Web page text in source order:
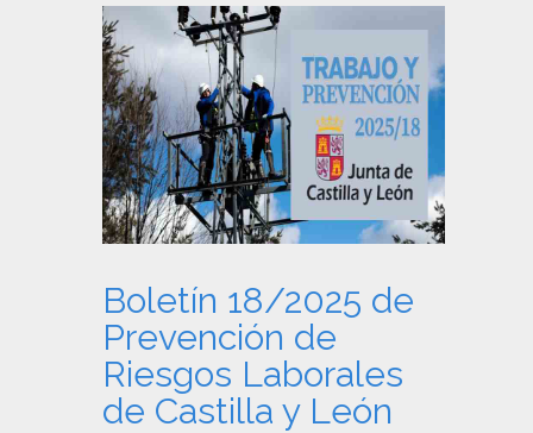
Boletín 18/2025 de
Prevención de
Riesgos Laborales
de Castilla y León